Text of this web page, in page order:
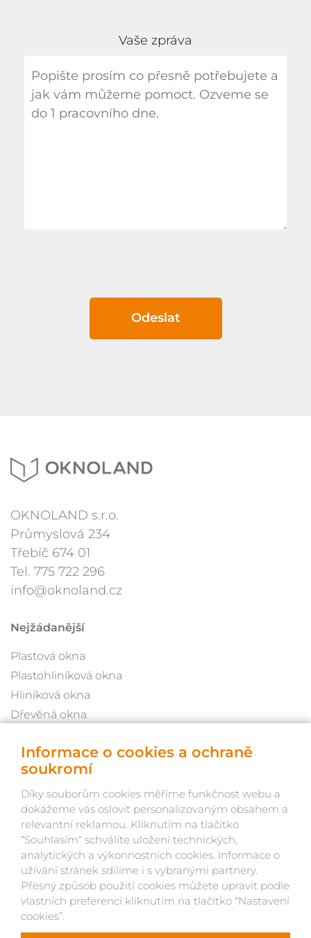
Vaše zpráva
Odeslat
OKNOLAND s.r.o.
Průmyslová 234
Třebíč 674 01
Tel. 775 722 296
info@oknoland.cz
Nejžádanější
Plastová okna
Plastohliníková okna
Hliníková okna
Dřevěná okna
Rychlé odkazy
Blog
Reference
Kontakt
Ochrana osobních údajů
© OKNOLAND 2026, život webu vdechl Atlantic
Informace o cookies a ochraně
soukromí
Díky souborům cookies měříme funkčnost webu a
dokážeme vás oslovit personalizovaným obsahem a
relevantní reklamou. Kliknutím na tlačítko
“Souhlasím“ schválíte uložení technických,
analytických a výkonnostních cookies. Informace o
užívání stránek sdílíme i s vybranými partnery.
Přesný způsob použití cookies můžete upravit podle
vlastních preferencí kliknutím na tlačítko “Nastavení
cookies”.